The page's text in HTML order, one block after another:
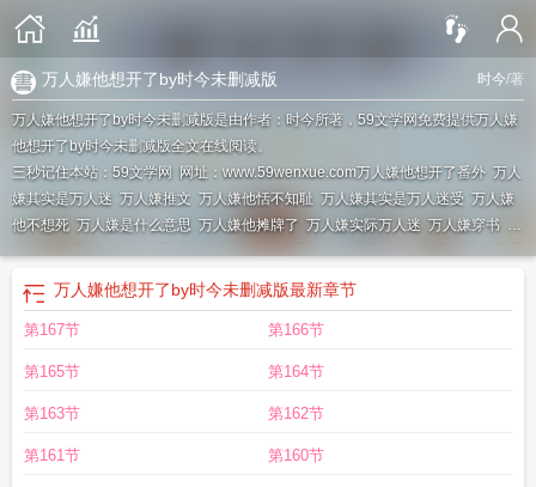
时今/著
万人嫌他想开了by时今未删减版
万人嫌他想开了by时今未删减版是由作者：时今所著，59文学网免费提供万人嫌
他想开了by时今未删减版全文在线阅读。
三秒记住本站：59文学网 网址：www.59wenxue.com万人嫌他想开了番外 万人
嫌其实是万人迷 万人嫌推文 万人嫌他恬不知耻 万人嫌其实是万人迷受 万人嫌
他不想死 万人嫌是什么意思 万人嫌他摊牌了 万人嫌实际万人迷 万人嫌穿书 万
万人嫌他想开了by时今未删减版最新章节
第167节 第166节
第165节 第164节
第163节 第162节
第161节 第160节